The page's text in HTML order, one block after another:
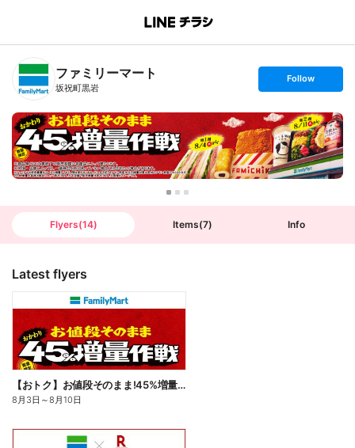
B
n
T
ファミリーマート
坂祝町黒岩
s
t
o
l
l
o
w
Follow
Flyers(14) Items(7) Info
Latest flyers
【おトク】お値段そのまま!45%増量作戦!
8月3日 ～8月10日